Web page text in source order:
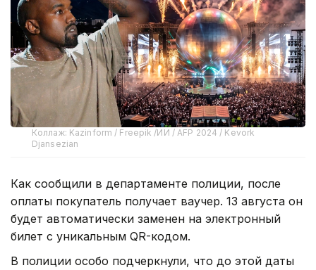
Коллаж: Kazinform / Freepik /ИИ / AFP 2024 / Kevork
Djansezian
Как сообщили в департаменте полиции, после
оплаты покупатель получает ваучер. 13 августа он
будет автоматически заменен на электронный
билет с уникальным QR-кодом.
В полиции особо подчеркнули, что до этой даты